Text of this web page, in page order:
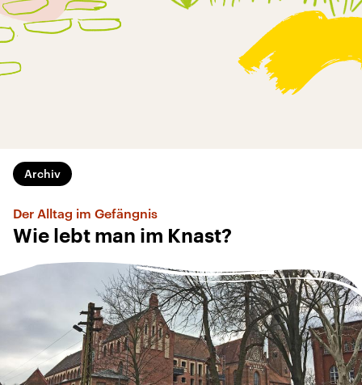
Archiv
Der Alltag im Gefängnis
Wie lebt man im Knast?